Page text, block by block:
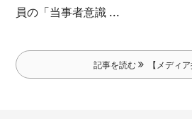
員の「当事者意識 ...
記事を読む 【メディア